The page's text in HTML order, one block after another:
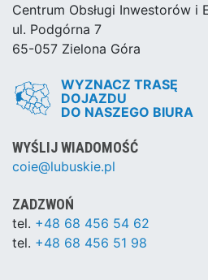
Centrum Obsługi Inwestorów i
ul. Podgórna 7
65-057 Zielona Góra
WYZNACZ TRASĘ
DOJAZDU
DO NASZEGO BIURA
WYŚLIJ WIADOMOŚĆ
coie@lubuskie.pl
ZADZWOŃ
tel. +48 68 456 54 62
tel. +48 68 456 51 98